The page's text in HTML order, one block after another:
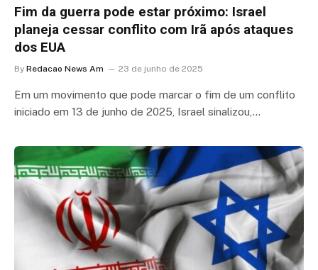
Fim da guerra pode estar próximo: Israel
planeja cessar conflito com Irã após ataques
dos EUA
By Redacao News Am 23 de junho de 2025
Em um movimento que pode marcar o fim de um conflito
iniciado em 13 de junho de 2025, Israel sinalizou,…